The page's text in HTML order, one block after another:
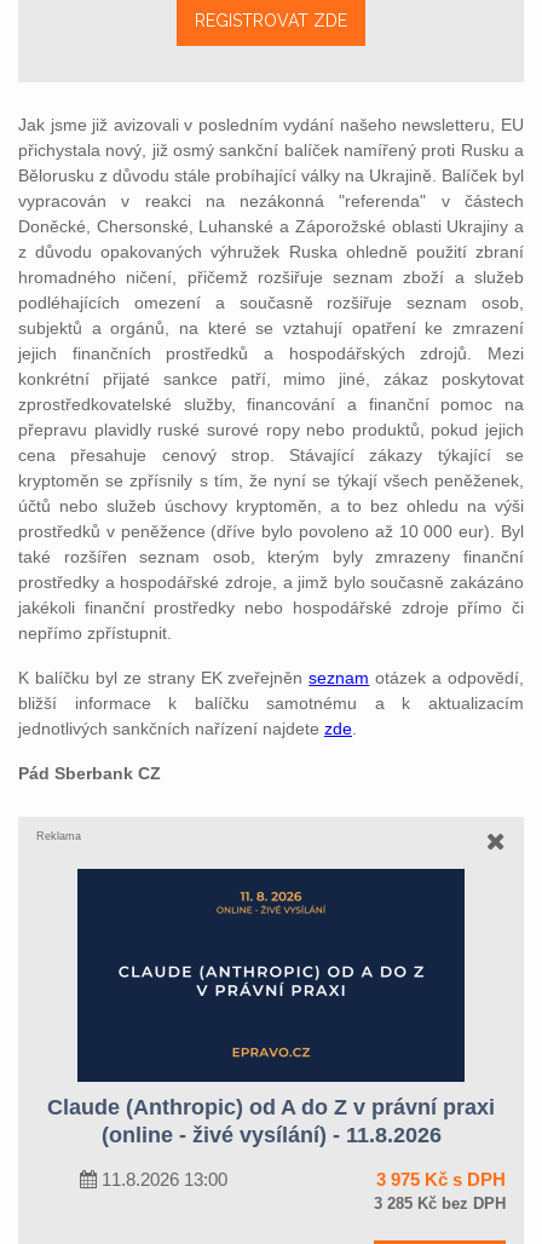
REGISTROVAT ZDE
Jak jsme již avizovali v posledním vydání našeho newsletteru, EU
přichystala nový, již osmý sankční balíček namířený proti Rusku a
Bělorusku z důvodu stále probíhající války na Ukrajině. Balíček byl
vypracován v reakci na nezákonná "referenda" v částech
Doněcké, Chersonské, Luhanské a Záporožské oblasti Ukrajiny a
z důvodu opakovaných výhružek Ruska ohledně použití zbraní
hromadného ničení, přičemž rozšiřuje seznam zboží a služeb
podléhajících omezení a současně rozšiřuje seznam osob,
subjektů a orgánů, na které se vztahují opatření ke zmrazení
jejich finančních prostředků a hospodářských zdrojů. Mezi
konkrétní přijaté sankce patří, mimo jiné, zákaz poskytovat
zprostředkovatelské služby, financování a finanční pomoc na
přepravu plavidly ruské surové ropy nebo produktů, pokud jejich
cena přesahuje cenový strop. Stávající zákazy týkající se
kryptoměn se zpřísnily s tím, že nyní se týkají všech peněženek,
účtů nebo služeb úschovy kryptoměn, a to bez ohledu na výši
prostředků v peněžence (dříve bylo povoleno až 10 000 eur). Byl
také rozšířen seznam osob, kterým byly zmrazeny finanční
prostředky a hospodářské zdroje, a jimž bylo současně zakázáno
jakékoli finanční prostředky nebo hospodářské zdroje přímo či
nepřímo zpřístupnit.
K balíčku byl ze strany EK zveřejněnseznam otázek a odpovědí,
bližší informace k balíčku samotnému a k aktualizacím
jednotlivých sankčních nařízení najdete zde
Pád Sberbank CZ
Reklama
Claude (Anthropic) od A do Z v právní praxi
(online - živé vysílání) - 11.8.2026
11.8.2026 13:00 3 975 Kč s DPH
3 285 Kč bez DPH